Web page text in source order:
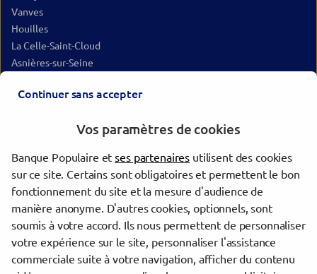
Vanves
Houilles
La Celle-Saint-Cloud
Asnières-sur-Seine
Malakoff
Châtillon
Montrouge
Paris
Saint-Ouen-sur-Seine
Trouver une agence Banque Populaire
Continuer sans accepter
Vos paramètres de cookies
Banque Populaire etses partenaires utilisent des cookies
sur ce site. Certains sont obligatoires et permettent le bon
fonctionnement du site et la mesure d'audience de
manière anonyme. D'autres cookies, optionnels, sont
soumis à votre accord. Ils nous permettent de personnaliser
votre expérience sur le site, personnaliser l'assistance
commerciale suite à votre navigation, afficher du contenu